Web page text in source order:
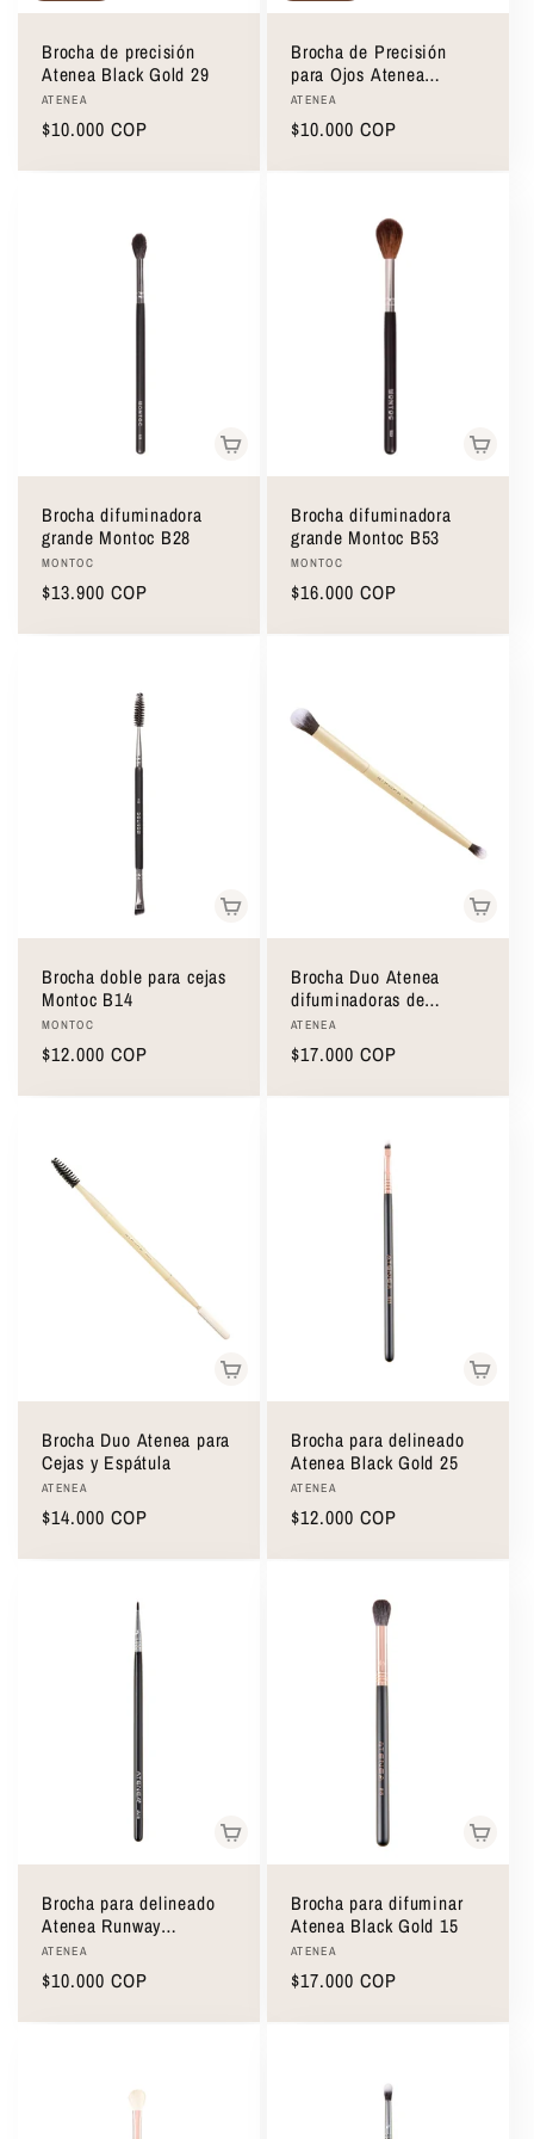
óBrocha de precisión
Atenea Black Gold 29
Proveedor:
ATENEA
Precio
$10.000 COP
Brocha de Precisión
para Ojos Atenea
Runway JL19
Proveedor:
ATENEA
Precio
$10.000 COP
Brocha difuminadora
grande Montoc B28
Proveedor:
MONTOC
Precio
$13.900 COP
Brocha difuminadora
grande Montoc B53
Proveedor:
MONTOC
Precio
$16.000 COP
Brocha doble para cejas
Montoc B14
Proveedor:
MONTOC
Precio
$12.000 COP
Brocha Duo Atenea
difuminadoras de
sombras
Proveedor:
ATENEA
Precio
$17.000 COP
Brocha Duo Atenea para
Cejas y Espátula
Proveedor:
ATENEA
Precio
$14.000 COP
Brocha para delineado
Atenea Black Gold 25
Proveedor:
ATENEA
Precio
$12.000 COP
Brocha para delineado
Atenea Runway
Collection JL16
Proveedor:
ATENEA
Precio
$10.000 COP
Brocha para difuminar
Atenea Black Gold 15
Proveedor:
ATENEA
Precio
$17.000 COP